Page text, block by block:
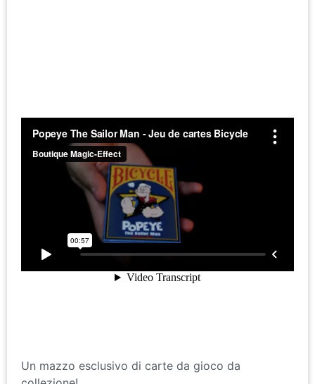
Un mazzo esclusivo di carte da gioco da